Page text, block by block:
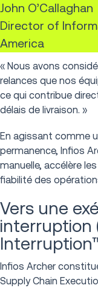
John O’Callaghan
Director of
America
« Nous avons
relances que nos
ce qui contribue
délais de livraison. »
En agissant comme
permanence, Infios
manuelle, accélère
fiabilité des
Vers une
interruption
Infios Archer
Supply Chain